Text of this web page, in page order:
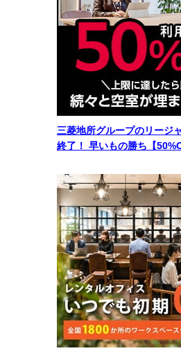
三菱地所グループのリージ
終了！ 早いもの勝ち【